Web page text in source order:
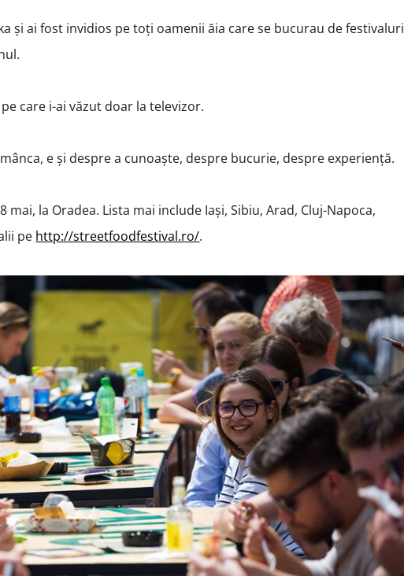
și ai fost invidios pe toți oamenii ăia care se bucurau de festivaluri
care i-ai văzut doar la televizor.
e și despre a cunoaște, despre bucurie, despre experiență.
la Oradea. Lista mai include Iași, Sibiu, Arad, Cluj-Napoca,
pe http://streetfoodfestival.ro/.